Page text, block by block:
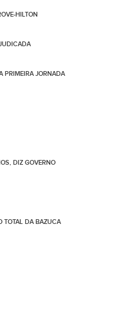
HILTON
PRIMEIRA JORNADA
DIZ GOVERNO
TOTAL DA BAZUCA